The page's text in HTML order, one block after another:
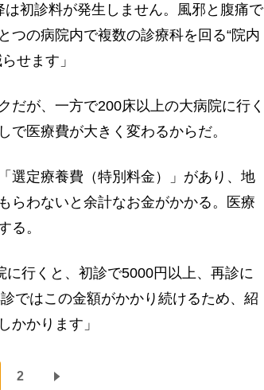
初診料が発生しません。風邪と腹痛で
つの病院内で複数の診療科を回る“院内
せます」
が、一方で200床以上の大病院に行く
医療費が大きく変わるからだ。
選定療養費（特別料金）」があり、地
らわないと余計なお金がかかる。医療
る。
に行くと、初診で5000円以上、再診に
ではこの金額がかかり続けるため、紹
かかります」
2